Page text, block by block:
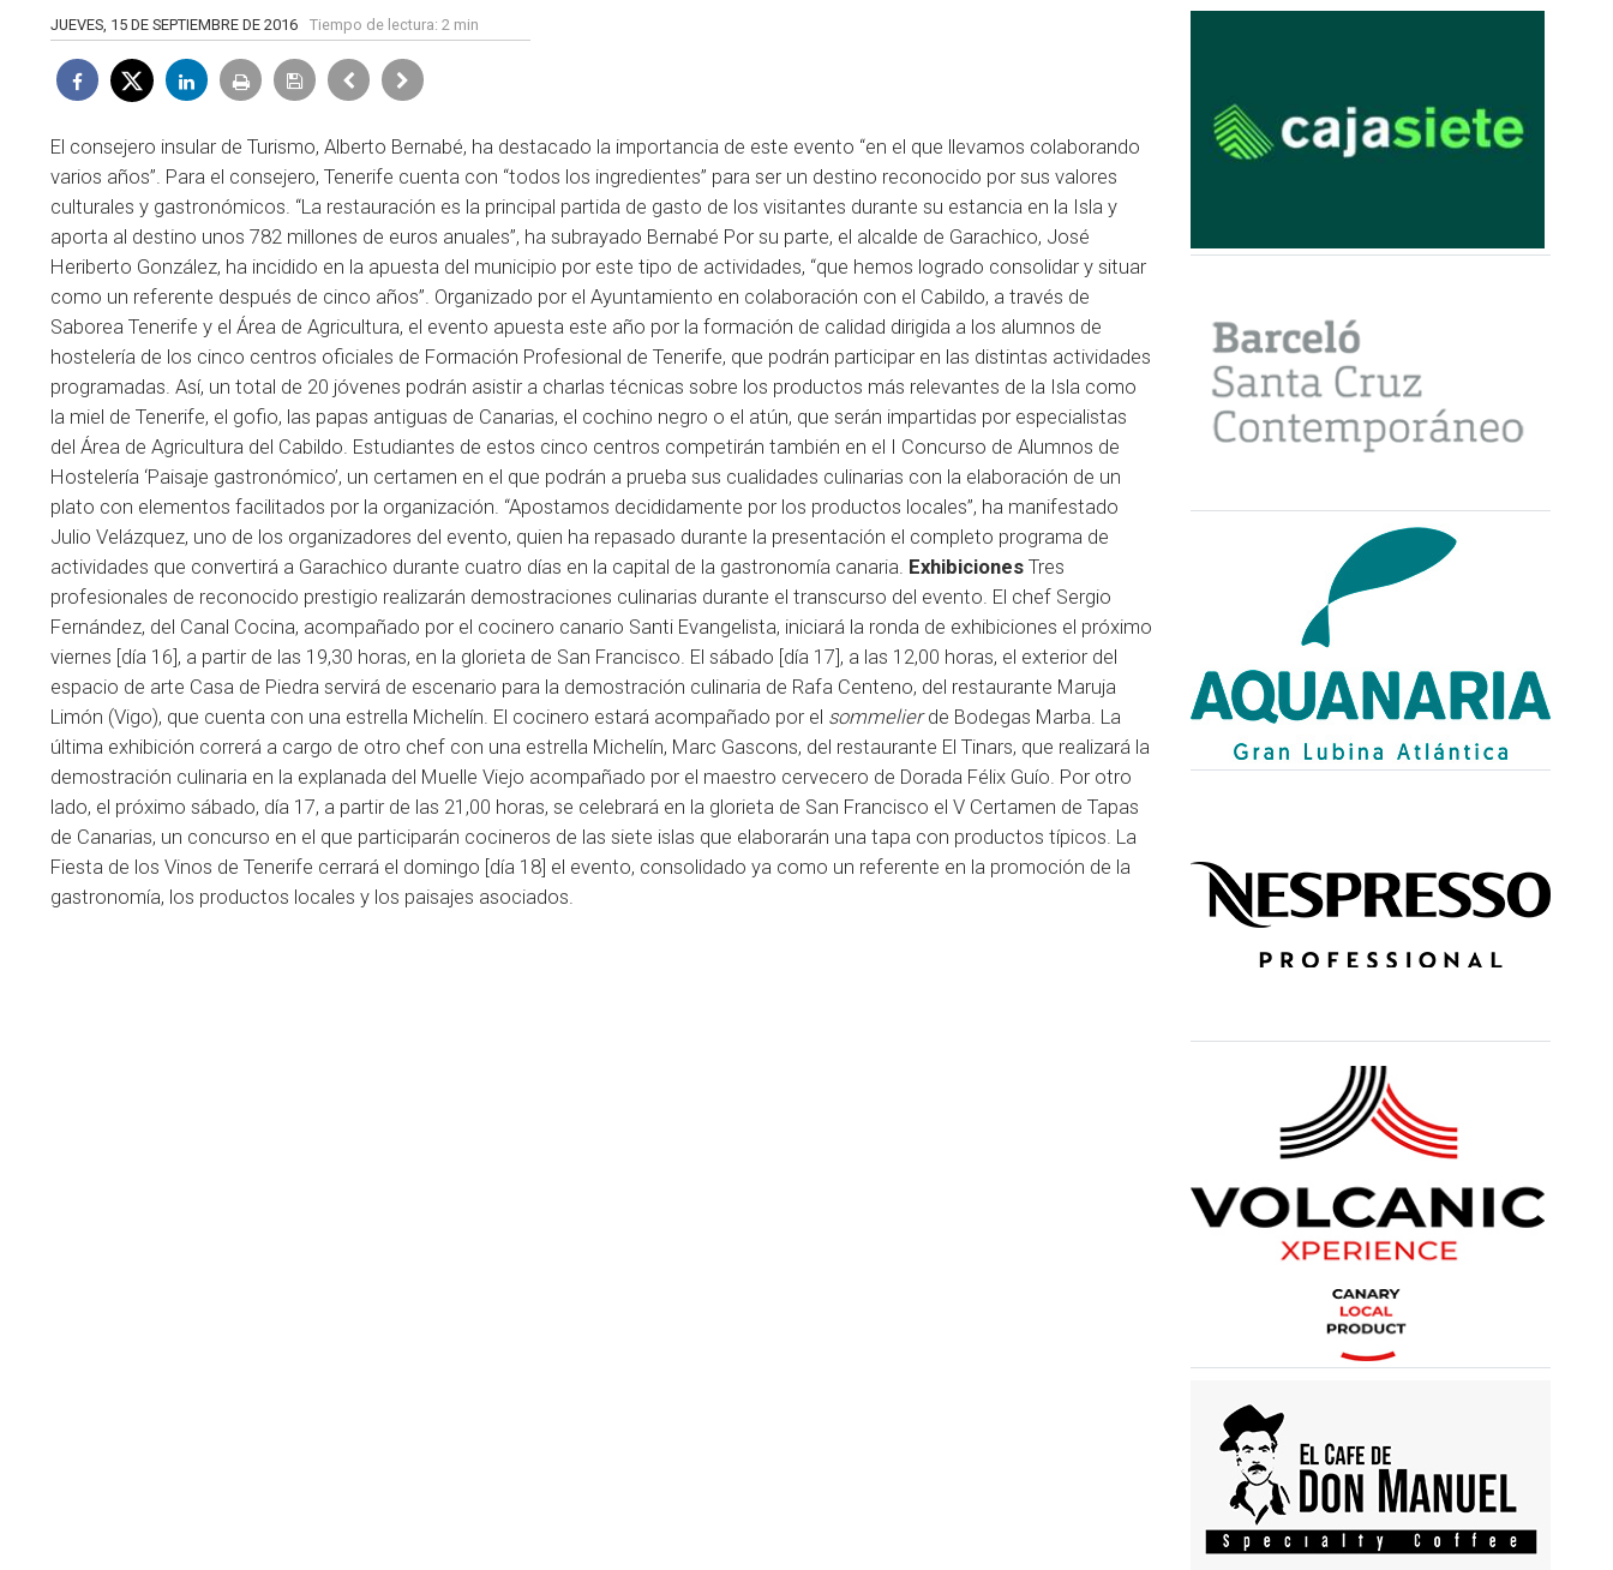
JUEVES, 15 DE SEPTIEMBRE DE 2016 Tiempo de lectura: 2 min
El consejero insular de Turismo, Alberto Bernabé, ha destacado la importancia de este evento “en el que llevamos colaborando
varios años”. Para el consejero, Tenerife cuenta con “todos los ingredientes” para ser un destino reconocido por sus valores
culturales y gastronómicos. “La restauración es la principal partida de gasto de los visitantes durante su estancia en la Isla y
aporta al destino unos 782 millones de euros anuales”, ha subrayado Bernabé Por su parte, el alcalde de Garachico, José
Heriberto González, ha incidido en la apuesta del municipio por este tipo de actividades, “que hemos logrado consolidar y situar
como un referente después de cinco años”. Organizado por el Ayuntamiento en colaboración con el Cabildo, a través de
Saborea Tenerife y el Área de Agricultura, el evento apuesta este año por la formación de calidad dirigida a los alumnos de
hostelería de los cinco centros oficiales de Formación Profesional de Tenerife, que podrán participar en las distintas actividades
programadas. Así, un total de 20 jóvenes podrán asistir a charlas técnicas sobre los productos más relevantes de la Isla como
la miel de Tenerife, el gofio, las papas antiguas de Canarias, el cochino negro o el atún, que serán impartidas por especialistas
del Área de Agricultura del Cabildo. Estudiantes de estos cinco centros competirán también en el I Concurso de Alumnos de
Hostelería ‘Paisaje gastronómico’, un certamen en el que podrán a prueba sus cualidades culinarias con la elaboración de un
plato con elementos facilitados por la organización. “Apostamos decididamente por los productos locales”, ha manifestado
Julio Velázquez, uno de los organizadores del evento, quien ha repasado durante la presentación el completo programa de
actividades que convertirá a Garachico durante cuatro días en la capital de la gastronomía canaria. Exhibiciones Tres
profesionales de reconocido prestigio realizarán demostraciones culinarias durante el transcurso del evento. El chef Sergio
Fernández, del Canal Cocina, acompañado por el cocinero canario Santi Evangelista, iniciará la ronda de exhibiciones el próximo
viernes [día 16], a partir de las 19,30 horas, en la glorieta de San Francisco. El sábado [día 17], a las 12,00 horas, el exterior del
espacio de arte Casa de Piedra servirá de escenario para la demostración culinaria de Rafa Centeno, del restaurante Maruja
Limón (Vigo), que cuenta con una estrella Michelín. El cocinero estará acompañado por el sommelierde Bodegas Marba. La
última exhibición correrá a cargo de otro chef con una estrella Michelín, Marc Gascons, del restaurante El Tinars, que realizará la
demostración culinaria en la explanada del Muelle Viejo acompañado por el maestro cervecero de Dorada Félix Guío. Por otro
lado, el próximo sábado, día 17, a partir de las 21,00 horas, se celebrará en la glorieta de San Francisco el V Certamen de Tapas
de Canarias, un concurso en el que participarán cocineros de las siete islas que elaborarán una tapa con productos típicos. La
Fiesta de los Vinos de Tenerife cerrará el domingo [día 18] el evento, consolidado ya como un referente en la promoción de la
gastronomía, los productos locales y los paisajes asociados.